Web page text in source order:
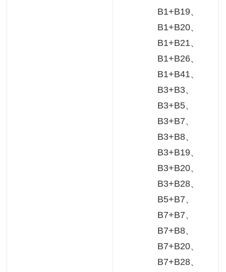
B1+B19、
B1+B20、
B1+B21、
B1+B26、
B1+B41、
B3+B3、
B3+B5、
B3+B7、
B3+B8、
B3+B19、
B3+B20、
B3+B28、
B5+B7、
B7+B7、
B7+B8、
B7+B20、
B7+B28、